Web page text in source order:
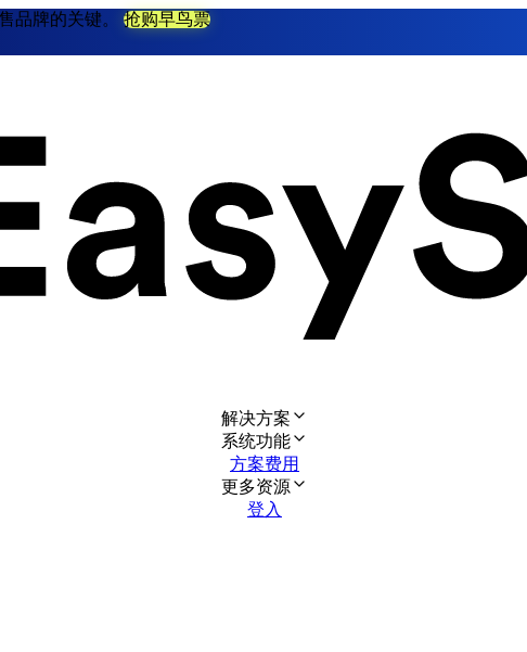
品牌的关键。 抢购早鸟票
解决方案
系统功能
方案费用
更多资源
登入